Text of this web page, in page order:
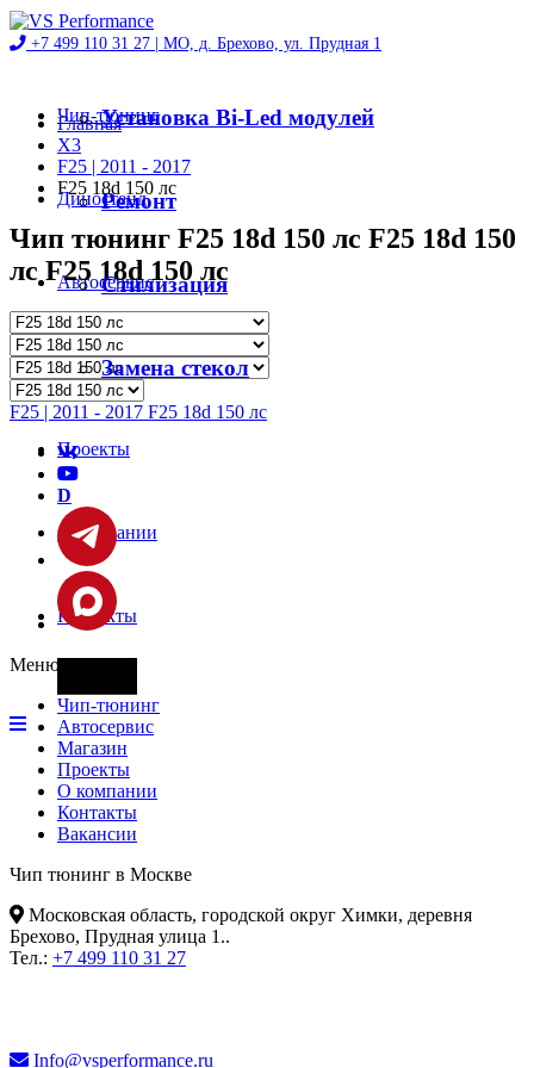
+7 499 110 31 27 | МО, д. Брехово, ул. Прудная 1
Чип-тюнинг
Диностенд
Автосервис
Магазин
Проекты
О компании
Контакты
Установка Bi-Led модулей
Ремонт
Стилизация
Замена стекол
Главная
X3
F25 | 2011 - 2017
F25 18d 150 лс
Чип тюнинг F25 18d 150 лс F25 18d 150
лс F25 18d 150 лс
F25 | 2011 - 2017 F25 18d 150 лс
D
Меню
Чип-тюнинг
Автосервис
Магазин
Проекты
О компании
Контакты
Вакансии
Чип тюнинг в Москве
Московская область, городской округ Химки, деревня
Брехово, Прудная улица 1..
Тел.: +7 499 110 31 27
Info@vsperformance.ru